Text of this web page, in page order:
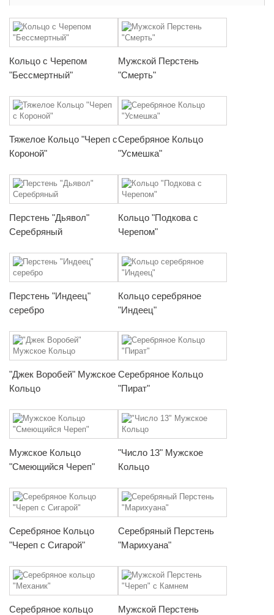
Кольцо с Черепом
"Бессмертный"
Мужской Перстень
"Смерть"
Тяжелое Кольцо "Череп с
Короной"
Серебряное Кольцо
"Усмешка"
Перстень "Дьявол"
Серебряный
Кольцо "Подкова с
Черепом"
Перстень "Индеец"
серебро
Кольцо серебряное
"Индеец"
"Джек Воробей" Мужское
Кольцо
Серебряное Кольцо
"Пират"
Мужское Кольцо
"Смеющийся Череп"
"Число 13" Мужское
Кольцо
Серебряное Кольцо
"Череп с Сигарой"
Серебряный Перстень
"Марихуана"
Серебряное кольцо
Мужской Перстень